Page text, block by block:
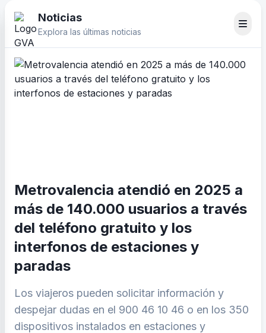
Noticias
Explora las últimas noticias
Metrovalencia atendió en 2025 a
más de 140.000 usuarios a través
del teléfono gratuito y los
interfonos de estaciones y
paradas
Los viajeros pueden solicitar información y
despejar dudas en el 900 46 10 46 o en los 350
dispositivos instalados en estaciones y